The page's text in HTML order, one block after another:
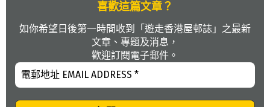
喜歡這篇文章？
如你希望日後第一時間收到「遊走香港屋邨誌」之最新
文章、專題及消息，
歡迎訂閱電子郵件。